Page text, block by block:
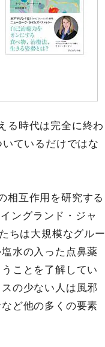
る時代は完全に終わ
ているだけではな
相互作用を研究する
ングランド・ジャ
ちは大規模なグルー
水の入った点鼻薬
ことを了解してい
の少ない人は風邪
ど他の多くの要素